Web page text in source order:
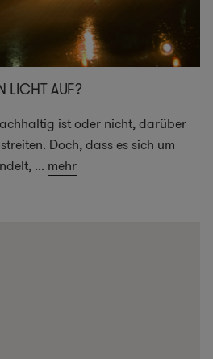
LICHT AUF?
ist oder nicht, darüber
Doch, dass es sich um
... mehr